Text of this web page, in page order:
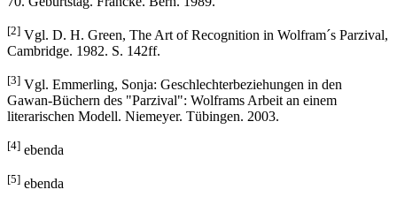
[2] Vgl. D. H. Green, The Art of Recognition in Wolfram´s Parzival,
Cambridge. 1982. S. 142ff.
[3] Vgl. Emmerling, Sonja: Geschlechterbeziehungen in den
Gawan-Büchern des "Parzival": Wolframs Arbeit an einem
literarischen Modell. Niemeyer. Tübingen. 2003.
[4] ebenda
[5] ebenda